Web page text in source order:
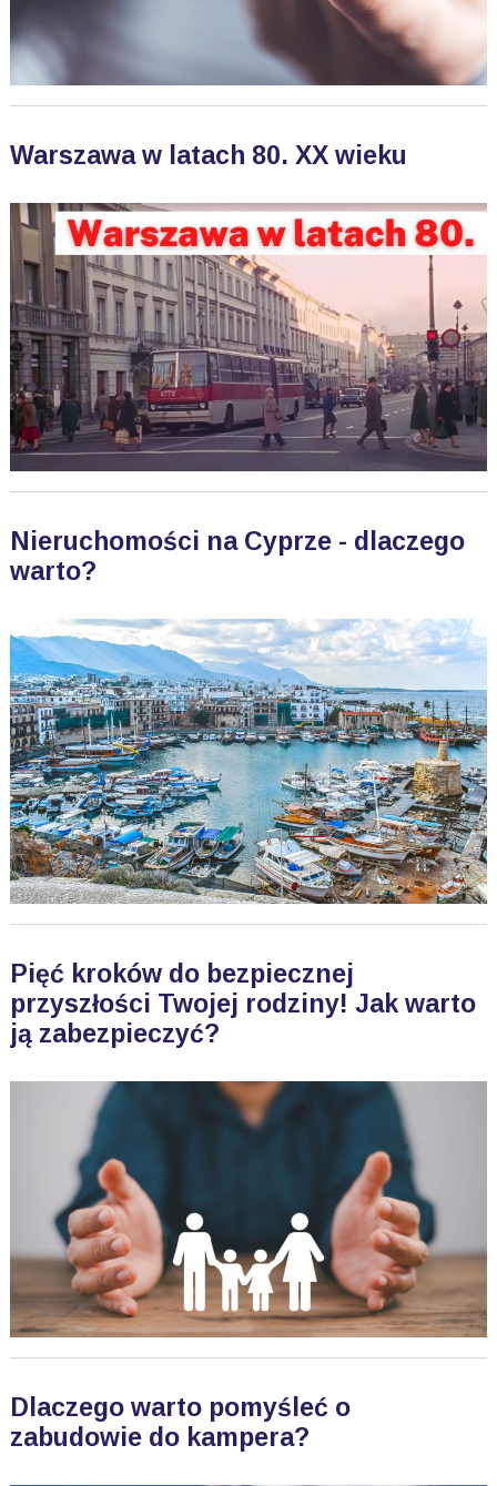
Warszawa w latach 80. XX wieku
Nieruchomości na Cyprze - dlaczego
warto?
Pięć kroków do bezpiecznej
przyszłości Twojej rodziny! Jak warto
ją zabezpieczyć?
Dlaczego warto pomyśleć o
zabudowie do kampera?